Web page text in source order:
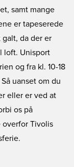
samt mange
er tapeserede
da der er
loft. Unisport
og fra kl. 10-18
uanset om du
eller er ved at
os på
overfor Tivolis